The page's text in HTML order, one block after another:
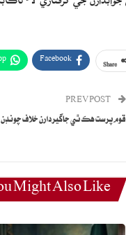
Facebook
قوم پرست هڪ ٿي جاگيردارن خلاف
Might Also Like